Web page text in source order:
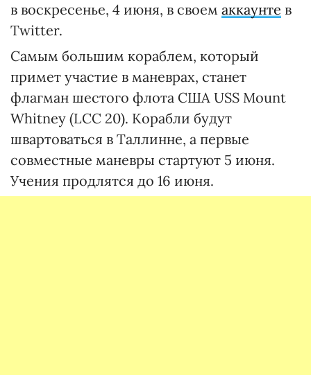
в воскресенье, 4 июня, в своем аккаунте в
Twitter.
Самым большим кораблем, который
примет участие в маневрах, станет
флагман шестого флота США USS Mount
Whitney (LCC 20). Корабли будут
швартоваться в Таллинне, а первые
совместные маневры стартуют 5 июня.
Учения продлятся до 16 июня.